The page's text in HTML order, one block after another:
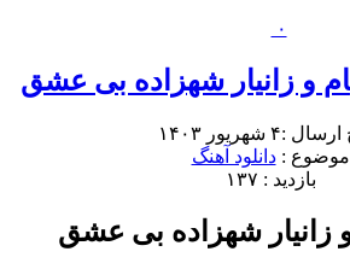
۰
و زانیار شهزاده بی عشق
:۴ شهریور ۱۴۰۳
موضوع :دانلود آهنگ
بازدید : ۱۳۷
و زانیار شهزاده بی عشق